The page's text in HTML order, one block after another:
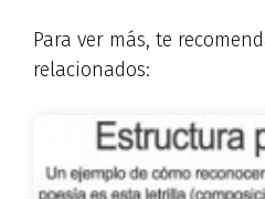
Para ver más, te
relacionados: